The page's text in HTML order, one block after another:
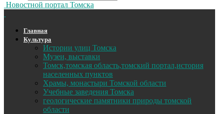
Новостной портал Томска
Главная
Культура
Истории улиц Томска
Музеи, выставки
Томск,томская область,томский портал,история
населенных пунктов
Храмы, монастыри Томской области
Учебные заведения Томска
геологические памятники природы томской
области